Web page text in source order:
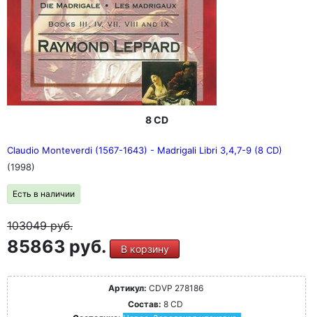
8 CD
Claudio Monteverdi (1567-1643) - Madrigali Libri 3,4,7-9 (8 CD)
(1998)
Есть в наличии
103049руб.
85863 руб. В корзину
Артикул: CDVP 278186
Состав: 8 CD